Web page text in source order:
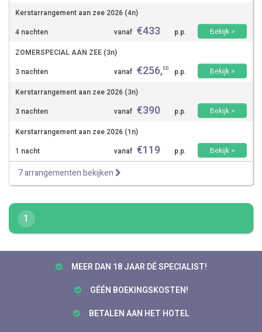
Kerstarrangement aan zee 2026 (4n)
4 nachten
vanaf €433 p.p.
Bekijk >
ZOMERSPECIAL AAN ZEE (3n)
3 nachten
vanaf €256,50 p.p.
Bekijk >
Kerstarrangement aan zee 2026 (3n)
3 nachten
vanaf €390 p.p.
Bekijk >
Kerstarrangement aan zee 2026 (1n)
1 nacht
vanaf €119 p.p. Bekijk >
7 arrangementen bekijken
1
MEER DAN 18 JAAR DÉ SPECIALIST!
GÉÉN BOEKINGSKOSTEN!
BETALEN AAN HET HOTEL